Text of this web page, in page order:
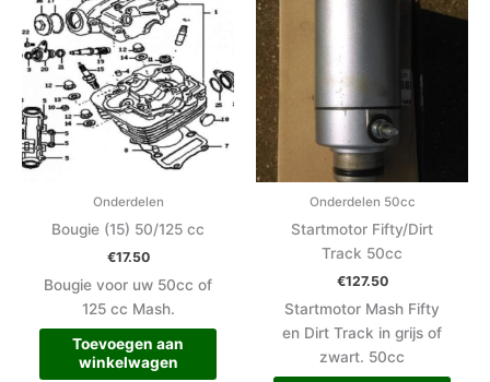
Onderdelen
Bougie (15) 50/125 cc
€17.50
Bougie voor uw 50cc of
125 cc Mash.
Toevoegen aan
winkelwagen
Onderdelen 50cc
Startmotor Fifty/Dirt
Track 50cc
€127.50
Startmotor Mash Fifty
en Dirt Track in grijs of
zwart. 50cc